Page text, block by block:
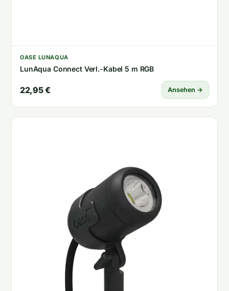
OASE LUNAQUA
LunAqua Connect Verl.-Kabel 5 m RGB
22,95 € Ansehen →